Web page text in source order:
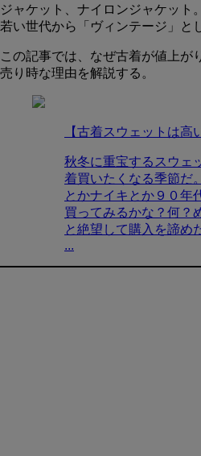
ジャケット、ナイロンジャケット
若い世代から「ヴィンテージ」と
この記事では、なぜ古着が値上が
売り時な理由を解説する。
【古着スウェットは高
秋冬に重宝するスウェ
着買いたくなる季節だ
とかナイキとか９０年
買ってみるかな？何？
と絶望して購入を諦め
...